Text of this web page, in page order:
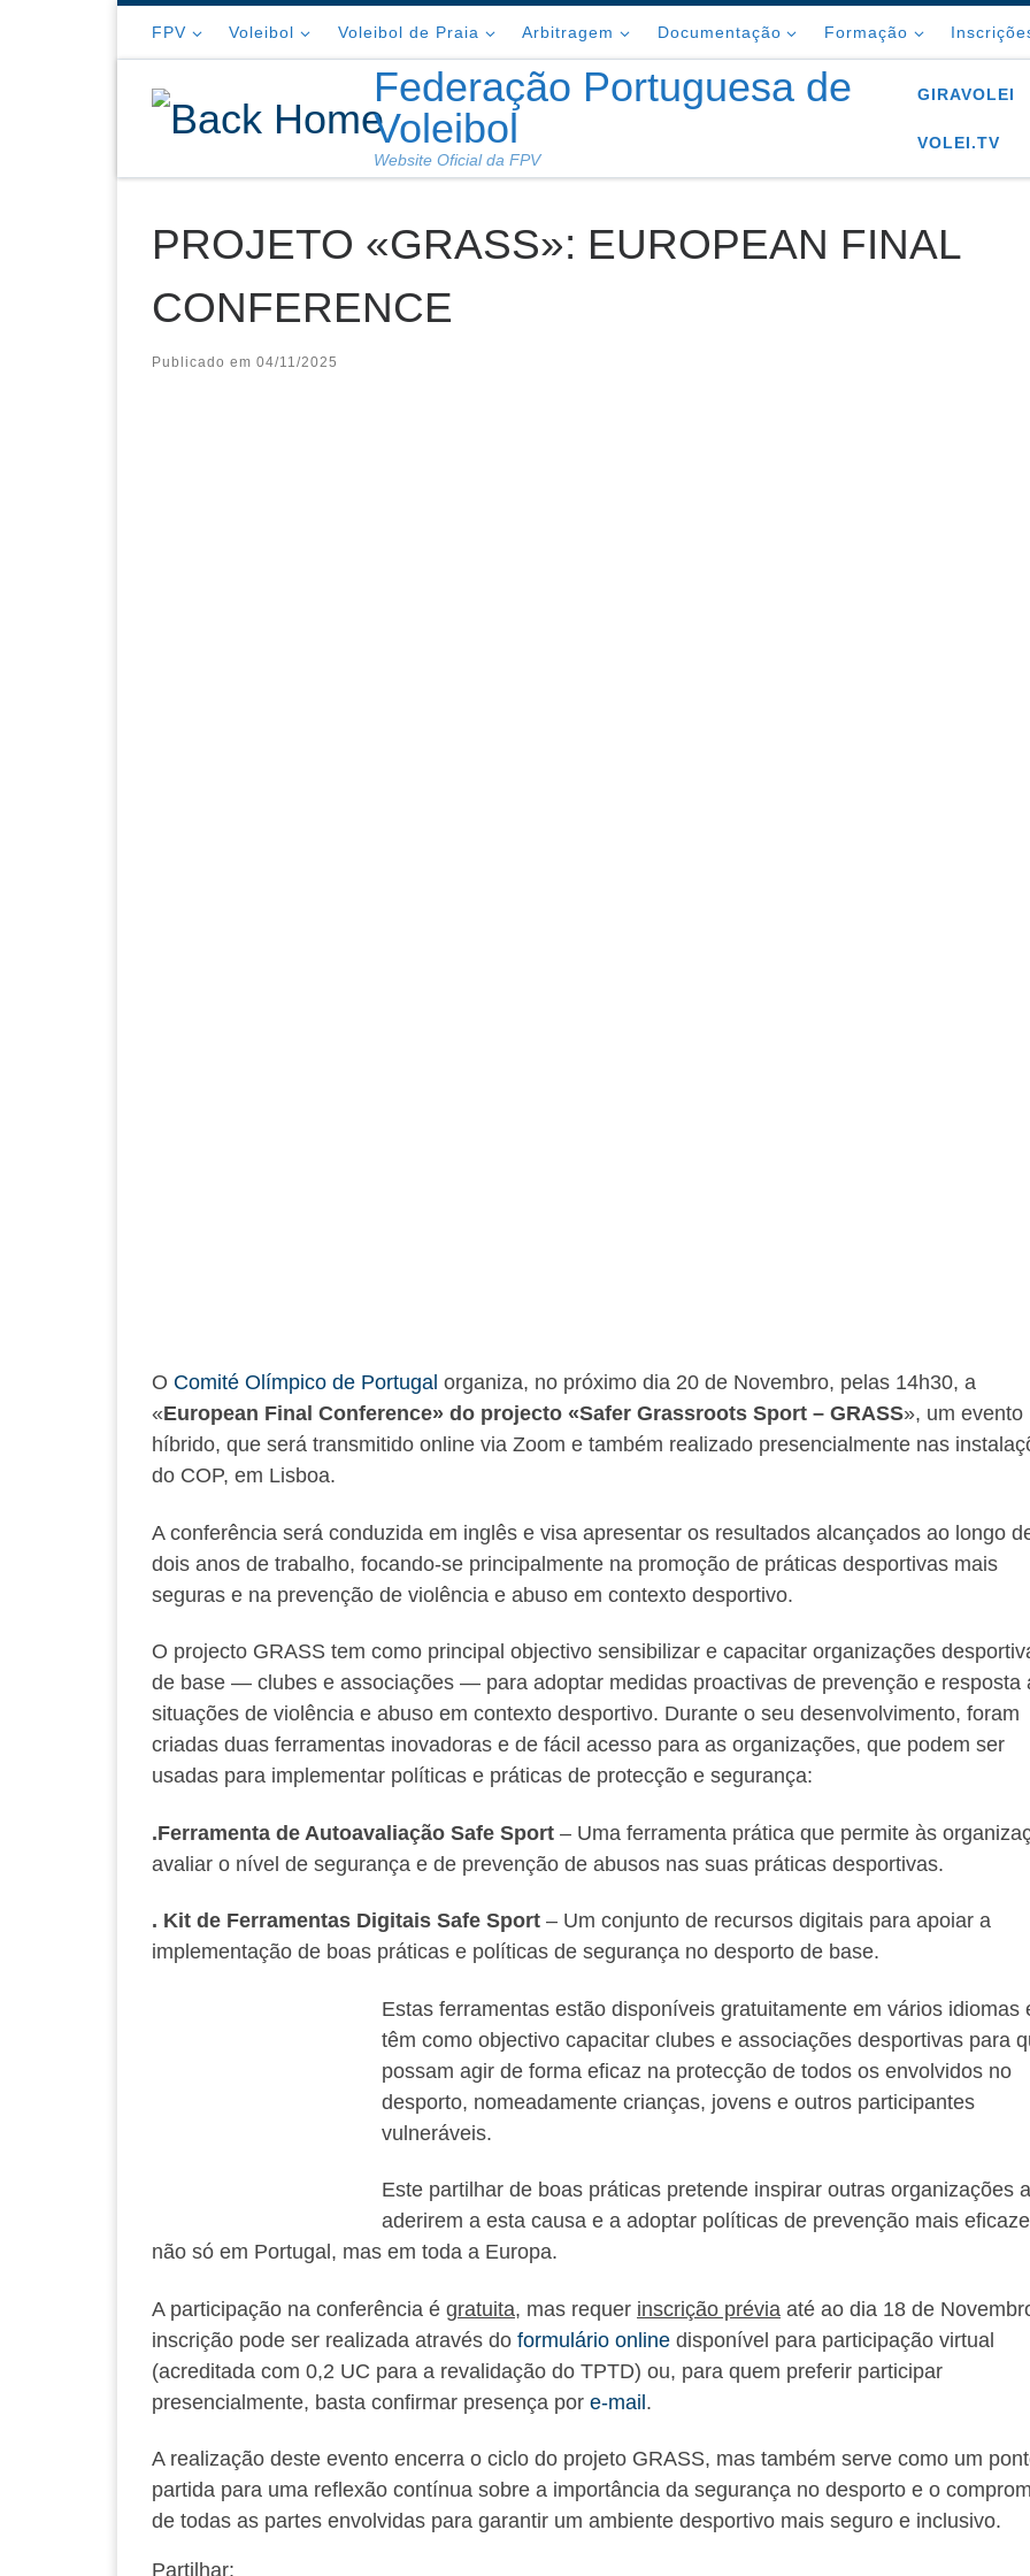
FPV Voleibol Voleibol de Praia Arbitragem Documentação Formação
Federação Portuguesa de
Voleibol
Website Oficial da FPV
GIRAVOLEI
VOLEI.TV
PROJETO «GRASS»: EUROPEAN FINAL
CONFERENCE
Publicado em 04/11/2025
O Comité Olímpico de Portugal organiza, no próximo dia 20 de Novembro, pelas 14h30, a
«European Final Conference» do projecto «Safer Grassroots Sport – GRASS», um evento
híbrido, que será transmitido online via Zoom e também realizado presencialmente nas
do COP, em Lisboa.
A conferência será conduzida em inglês e visa apresentar os resultados alcançados ao longo
dois anos de trabalho, focando-se principalmente na promoção de práticas desportivas mais
seguras e na prevenção de violência e abuso em contexto desportivo.
O projecto GRASS tem como principal objectivo sensibilizar e capacitar organizações
de base — clubes e associações — para adoptar medidas proactivas de prevenção e resposta
situações de violência e abuso em contexto desportivo. Durante o seu desenvolvimento, foram
criadas duas ferramentas inovadoras e de fácil acesso para as organizações, que podem ser
usadas para implementar políticas e práticas de protecção e segurança:
.Ferramenta de Autoavaliação Safe Sport – Uma ferramenta prática que permite às
avaliar o nível de segurança e de prevenção de abusos nas suas práticas desportivas.
. Kit de Ferramentas Digitais Safe Sport – Um conjunto de recursos digitais para apoiar a
implementação de boas práticas e políticas de segurança no desporto de base.
Estas ferramentas estão disponíveis gratuitamente em vários idiomas
têm como objectivo capacitar clubes e associações desportivas para
possam agir de forma eficaz na protecção de todos os envolvidos no
desporto, nomeadamente crianças, jovens e outros participantes
vulneráveis.
Este partilhar de boas práticas pretende inspirar outras organizações a
aderirem a esta causa e a adoptar políticas de prevenção mais
não só em Portugal, mas em toda a Europa.
A participação na conferência é gratuita, mas requer inscrição prévia até ao dia 18 de
inscrição pode ser realizada através do formulário online disponível para participação virtual
(acreditada com 0,2 UC para a revalidação do TPTD) ou, para quem preferir participar
presencialmente, basta confirmar presença por e-mail.
A realização deste evento encerra o ciclo do projeto GRASS, mas também serve como um
partida para uma reflexão contínua sobre a importância da segurança no desporto e o
de todas as partes envolvidas para garantir um ambiente desportivo mais seguro e inclusivo.
Partilhar: